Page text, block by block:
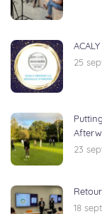
25
23
18